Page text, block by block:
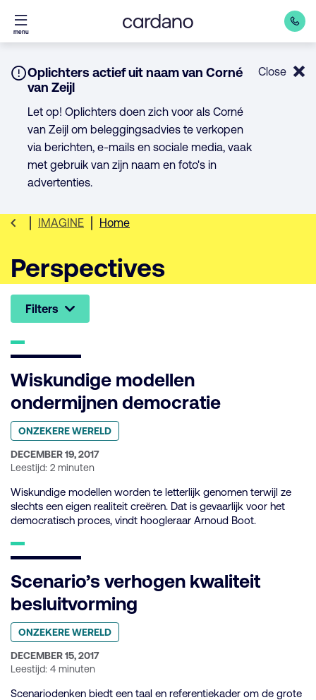
Direct
naar
menu
Notice:
Oplichters actief uit naam van Corné
van Zeijl
Let op! Oplichters doen zich voor als Corné
van Zeijl om beleggingsadvies te verkopen
via berichten, e-mails en sociale media, vaak
met gebruik van zijn naam en foto's in
advertenties.
Close
Home
IMAGINE
Perspectives
Filters
Wiskundige modellen
ondermijnen democratie
Geplaatst
categorie:
ONZEKERE WERELD
GEPUBLICEERD
OP:
DECEMBER 19, 2017
Leestijd: 2 minuten
Wiskundige modellen worden te letterlijk genomen terwijl ze
slechts een eigen realiteit creëren. Dat is gevaarlijk voor het
democratisch proces, vindt hoogleraar Arnoud Boot.
Scenario’s verhogen kwaliteit
besluitvorming
Geplaatst
categorie:
ONZEKERE WERELD
GEPUBLICEERD
OP:
DECEMBER 15, 2017
Leestijd: 4 minuten
Scenariodenken biedt een taal en referentiekader om de grote